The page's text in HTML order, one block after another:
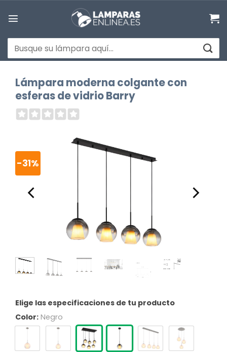
Buscar
por:
Lámpara moderna colgante con
esferas de vidrio Barry
-31%
Elige las especificaciones de tu producto
Color: Negro